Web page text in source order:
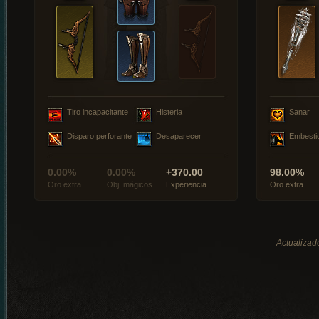
Tiro incapacitante Histeria
Disparo perforante Desaparecer
0.00%
Oro extra
0.00%
Obj. mágicos
+370.00
Experiencia
Sanar
98.00%
Oro extra